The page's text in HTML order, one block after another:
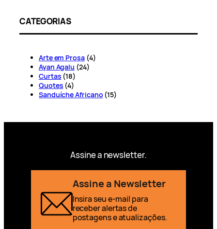
CATEGORIAS
Arte em Prosa(4)
Ayan Agalu (24)
Curtas (18)
Quotes (4)
Sanduíche Africano (15)
Assine a newsletter.
Assine a Newsletter
Insira seu e-mail para
receber alertas de
postagens e atualizações.